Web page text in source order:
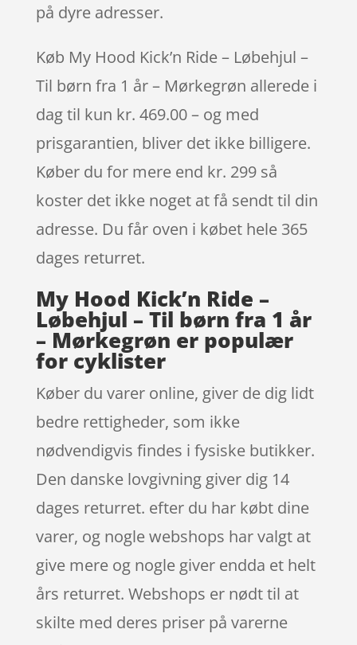
på dyre adresser.
Køb My Hood Kick’n Ride – Løbehjul –
Til børn fra 1 år – Mørkegrøn allerede i
dag til kun kr. 469.00 – og med
prisgarantien, bliver det ikke billigere.
Køber du for mere end kr. 299 så
koster det ikke noget at få sendt til din
adresse. Du får oven i købet hele 365
dages returret.
My Hood Kick’n Ride –
Løbehjul – Til børn fra 1 år
– Mørkegrøn er populær
for cyklister
Køber du varer online, giver de dig lidt
bedre rettigheder, som ikke
nødvendigvis findes i fysiske butikker.
Den danske lovgivning giver dig 14
dages returret. efter du har købt dine
varer, og nogle webshops har valgt at
give mere og nogle giver endda et helt
års returret. Webshops er nødt til at
skilte med deres priser på varerne